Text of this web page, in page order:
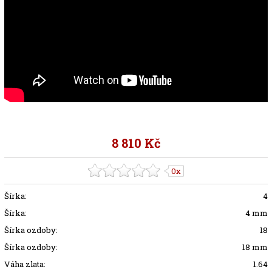
8 810 Kč
0x
Šírka:
4
Šírka:
4 mm
Šírka ozdoby:
18
Šírka ozdoby:
18 mm
Váha zlata:
1.64